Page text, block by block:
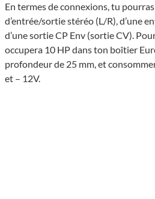
En termes de connexions, tu
d’entrée/sortie stéréo (L/R), d’une
d’une sortie CP Env (sortie CV).
occupera 10 HP dans ton boîtier
profondeur de 25 mm, et
et – 12V.